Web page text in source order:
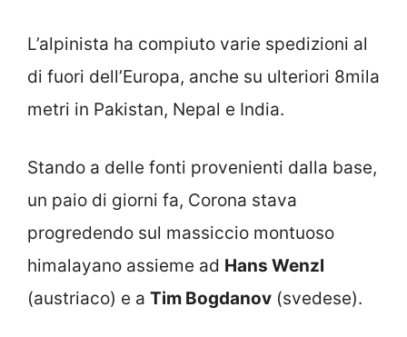
L’alpinista ha compiuto varie spedizioni al
di fuori dell’Europa, anche su ulteriori 8mila
metri in Pakistan, Nepal e India.
Stando a delle fonti provenienti dalla base,
un paio di giorni fa, Corona stava
progredendo sul massiccio montuoso
himalayano assieme ad Hans Wenzl
(austriaco) e a Tim Bogdanov (svedese).